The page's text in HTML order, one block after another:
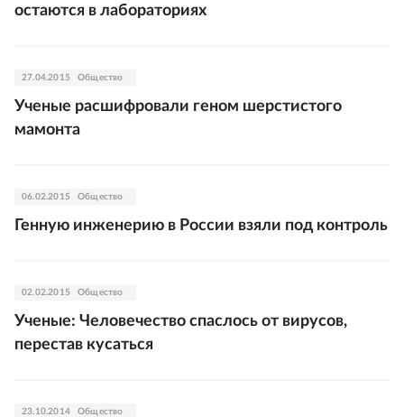
остаются в лабораториях
27.04.2015 Общество
Ученые расшифровали геном шерстистого
мамонта
06.02.2015 Общество
Генную инженерию в России взяли под контроль
02.02.2015 Общество
Ученые: Человечество спаслось от вирусов,
перестав кусаться
23.10.2014 Общество